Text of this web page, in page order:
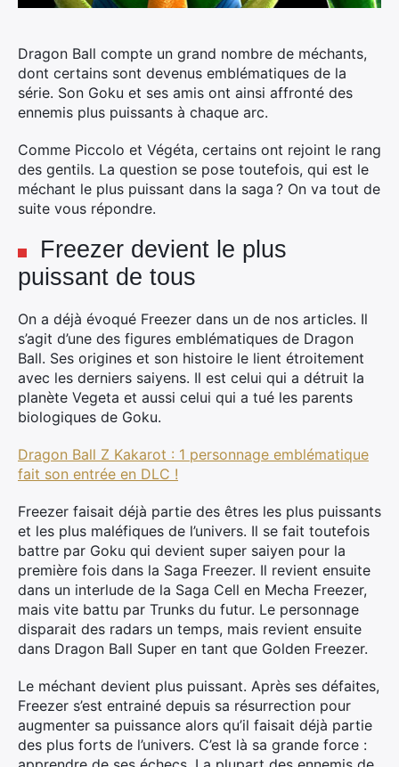
Dragon Ball compte un grand nombre de méchants,
dont certains sont devenus emblématiques de la
série. Son Goku et ses amis ont ainsi affronté des
ennemis plus puissants à chaque arc.
Comme Piccolo et Végéta, certains ont rejoint le rang
des gentils. La question se pose toutefois, qui est le
méchant le plus puissant dans la saga ? On va tout de
suite vous répondre.
Freezer devient le plus
puissant de tous
On a déjà évoqué Freezer dans un de nos articles. Il
s’agit d’une des figures emblématiques de Dragon
Ball. Ses origines et son histoire le lient étroitement
avec les derniers saiyens. Il est celui qui a détruit la
planète Vegeta et aussi celui qui a tué les parents
biologiques de Goku.
Dragon Ball Z Kakarot : 1 personnage emblématique
fait son entrée en DLC !
Freezer faisait déjà partie des êtres les plus puissants
et les plus maléfiques de l’univers. Il se fait toutefois
battre par Goku qui devient super saiyen pour la
première fois dans la Saga Freezer. Il revient ensuite
dans un interlude de la Saga Cell en Mecha Freezer,
mais vite battu par Trunks du futur. Le personnage
disparait des radars un temps, mais revient ensuite
dans Dragon Ball Super en tant que Golden Freezer.
Le méchant devient plus puissant. Après ses défaites,
Freezer s’est entrainé depuis sa résurrection pour
augmenter sa puissance alors qu’il faisait déjà partie
des plus forts de l’univers. C’est là sa grande force :